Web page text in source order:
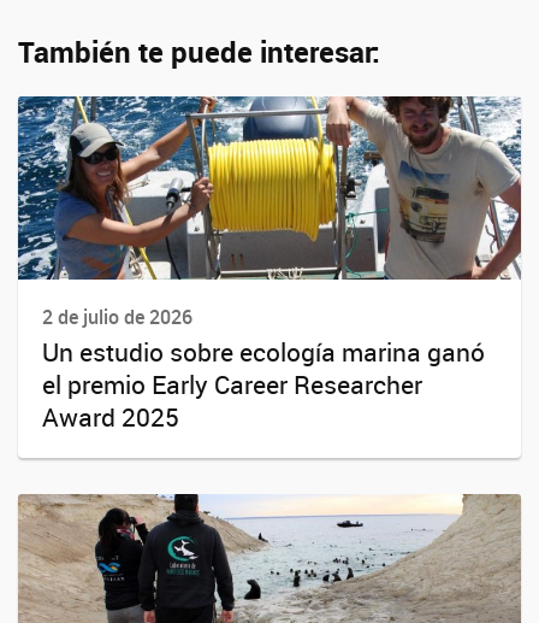
También te puede interesar:
2 de julio de 2026
Un estudio sobre ecología marina ganó
el premio Early Career Researcher
Award 2025